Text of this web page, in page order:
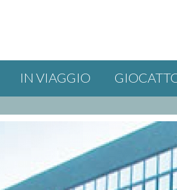
IN VIAGGIO